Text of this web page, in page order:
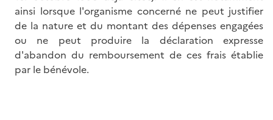
ainsi lorsque l'organisme concerné ne peut justifier
de la nature et du montant des dépenses engagées
ou ne peut produire la déclaration expresse
d'abandon du remboursement de ces frais établie
par le bénévole.